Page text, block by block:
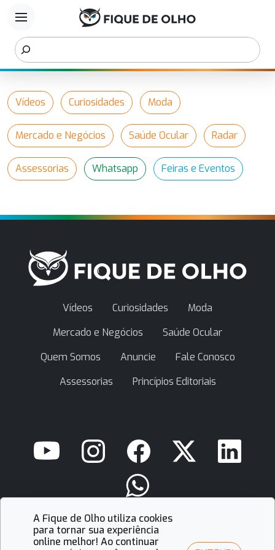
menu
Vídeos Curiosidades Moda
Mercado e Negócios Saúde Ocular Radar
Assessorias Whatsapp Feiras e Eventos
Vídeos Curiosidades
Moda
Mercado e Negócios
Saúde Ocular
Quem Somos
Anuncie
Fale Conosco
Assessorias
Princípios Editoriais
contato@fiquedeolho.com.br
A Fique de Olho utiliza cookies
para tornar sua experiência
online melhor! Ao continuar